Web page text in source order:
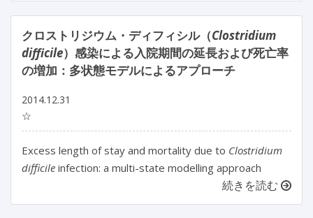
クロストリジウム・ディフィシル（Clostridium
difficile）感染による入院期間の延長および死亡率
の増加：多状態モデルによるアプローチ
2014.12.31
☆
Excess length of stay and mortality due to Clostridium
difficile infection: a multi-state modelling approach
続きを読む